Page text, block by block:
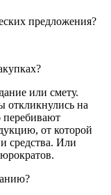
предложения?
или смету.
откликнулись на
перебивают
от которой
средства. Или